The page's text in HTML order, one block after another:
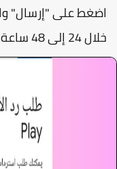
24 إلى 48 ساعة.